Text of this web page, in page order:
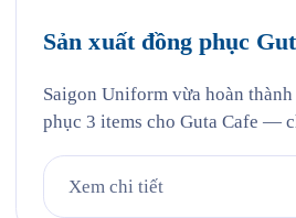
Sản xuất đồng phục
Saigon Uniform vừa hoàn
phục 3 items cho Guta Cafe —
với hơn 100 cửa hàng trên toàn
triệu người Việt đã quen với
và làm ly Guta nhé!” mỗi ngày.
Xem chi tiết